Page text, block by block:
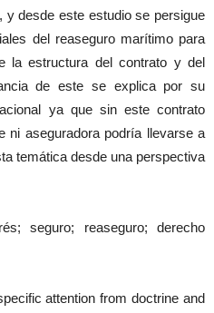
y desde este estudio se persigue
del reaseguro marítimo para
la estructura del contrato y del
de este se explica por su
ya que sin este contrato
ni aseguradora podría llevarse a
temática desde una perspectiva
seguro; reaseguro; derecho
attention from doctrine and